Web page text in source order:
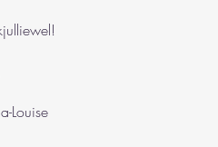
Louise